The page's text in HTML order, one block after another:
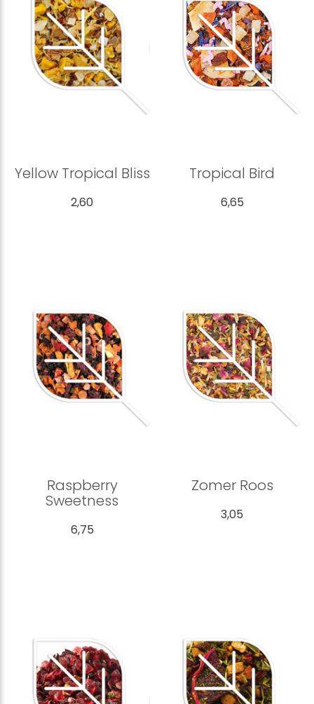
Yellow Tropical Bliss
2,60
Tropical Bird
6,65
Raspberry
Sweetness
6,75
Zomer Roos
3,05